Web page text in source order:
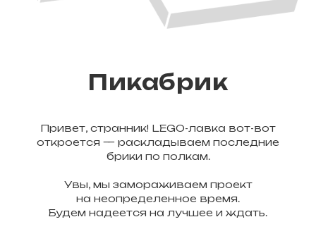
Пикабрик
Привет, странник! LEGO-лавка вот-вот
откроется — раскладываем последние
брики по полкам.
Увы, мы замораживаем проект
на неопределенное время.
Будем надеется на лучшее и ждать.